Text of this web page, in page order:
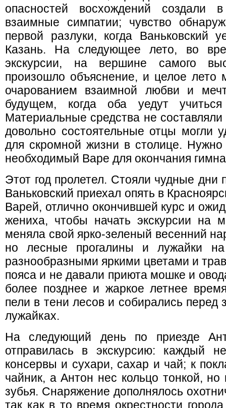
опасностей восхождений
взаимные симпатии; чувство
первой разлуки, когда Ваньковский
Казань. На следующее лето, во
экскурсии, на вершине самого
произошло объяснение, и целое лето
очарованием взаимной любви и
будущем, когда оба уедут
Материальные средства не составляли
довольно состоятельные отцы могли
для скромной жизни в столице. Нужно
необходимый Варе для окончания
Этот год пролетел. Стояли чудные дни
Ваньковский приехал опять в
Варей, отлично окончившей курс и
жениха, чтобы начать экскурсии на
меняла свой ярко-зеленый весенний
но лесные прогалины и лужайки
разнообразными яркими цветами и
пояса и не давали приюта мошке и
более позднее и жаркое летнее
пели в тени лесов и собирались
лужайках.
На следующий день по приезде
отправилась в экскурсию: каждый
консервы и сухари, сахар и чай; к
чайник, а Антон нес кольцо тонкой,
зубья. Снаряжение дополнялось
так как в то время окрестности